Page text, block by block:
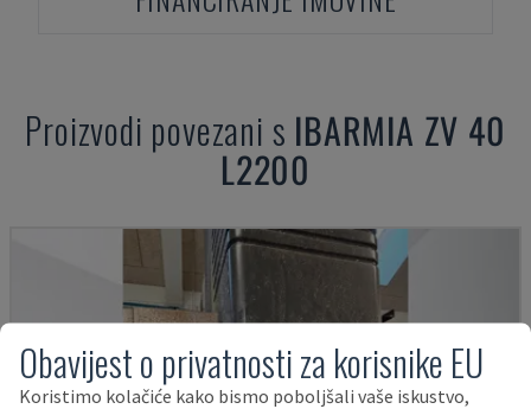
Proizvodi povezani s IBARMIA ZV 40
L2200
Obavijest o privatnosti za korisnike EU
Koristimo kolačiće kako bismo poboljšali vaše iskustvo,